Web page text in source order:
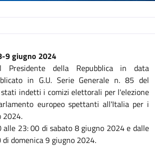
9 giugno 2024
Presidente della Repubblica in data
in G.U. Serie Generale n. 85 del
indetti i comizi elettorali per l'elezione
europeo spettanti all'Italia per i
2024.
alle 23: 00 di sabato 8 giugno 2024 e dalle
domenica 9 giugno 2024.